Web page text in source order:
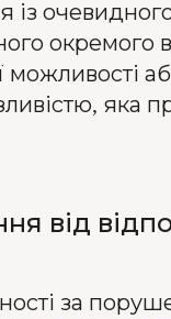
окремого
можливості
яка
від
за